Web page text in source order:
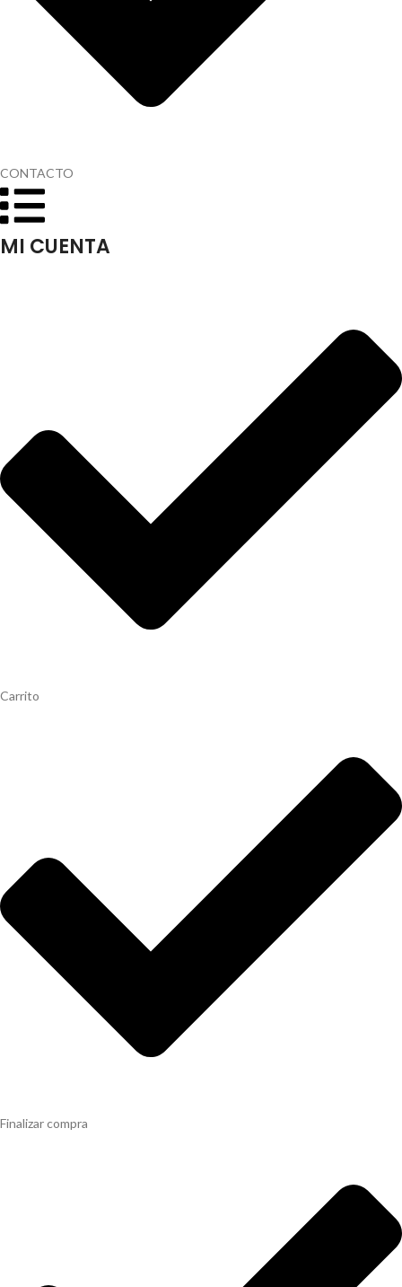
CONTACTO
MI CUENTA
Carrito
Finalizar compra